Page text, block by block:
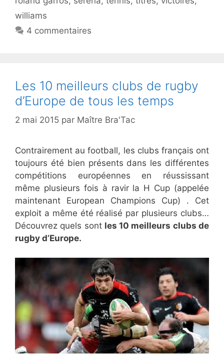
williams
4 commentaires
Les 10 meilleurs clubs de rugby
d’Europe de tous les temps
2 mai 2015 par Maître Bra'Tac
Contrairement au football, les clubs français ont
toujours été bien présents dans les différentes
compétitions européennes en réussissant
même plusieurs fois à ravir la H Cup (appelée
maintenant European Champions Cup) . Cet
exploit a même été réalisé par plusieurs clubs…
Découvrez quels sont les 10 meilleurs clubs de
rugby d’Europe.